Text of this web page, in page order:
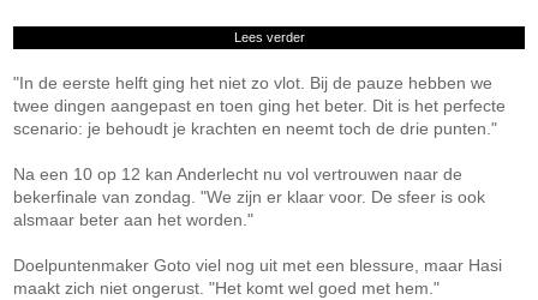
Lees verder
"In de eerste helft ging het niet zo vlot. Bij de pauze hebben we
twee dingen aangepast en toen ging het beter. Dit is het perfecte
scenario: je behoudt je krachten en neemt toch de drie punten."
Na een 10 op 12 kan Anderlecht nu vol vertrouwen naar de
bekerfinale van zondag. "We zijn er klaar voor. De sfeer is ook
alsmaar beter aan het worden."
Doelpuntenmaker Goto viel nog uit met een blessure, maar Hasi
maakt zich niet ongerust. "Het komt wel goed met hem."